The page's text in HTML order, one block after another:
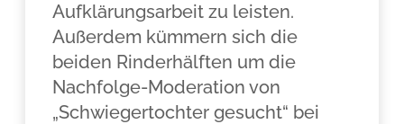
Aufklärungsarbeit zu leisten.
Außerdem kümmern sich die
beiden Rinderhälften um die
Nachfolge-Moderation von
„Schwiegertochter gesucht“ bei